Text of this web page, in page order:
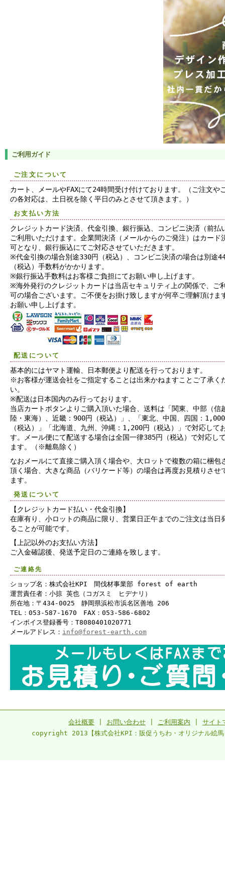
ご利用ガイド
ご注文について
カート、メールやFAXにて24時間受け付けております。（ご注文や
の各対応は、土日祝を除く平日のみとさせて頂きます。）
お支払い方法
クレジットカード決済、代金引換、銀行振込、コンビニ決済（前払
ご利用いただけます。企業間決済（メールからのご発注）はカード
可となり、銀行振込にてご対応させていただきます。
※代金引換の場合別途330円（税込）、コンビニ決済の場合は別途
（税込）手数料がかかります。
※銀行振込手数料はお客様ご負担にてお願い申し上げます。
※海外発行のクレジットカードは当店セキュリティ上の関係で、ご
可の場合ございます。ご不便をお掛け致しますが何卒ご理解頂けま
お願い申し上げます。
配送について
基本的にはヤマト運輸、日本郵便より配送を行っております。
※お客様が運送会社をご指定することは出来かねますことご了承く
い。
※配送は日本国内のみ行っております。
当店カートボタンよりご購入頂いた場合、送料は「関東、中部（信
陸・東海）、近畿：900円（税込）」、「東北、中国、四国：
（税込）」「北海道、九州、沖縄：1,200円（税込）」で対応して
す。メール便にて配送する場合は全国一律385円（税込）で対応し
ます。（※離島除く）
なおメールにて直接ご購入頂く場合や、大ロットで複数の箱に梱包
頂く場合、大きな商品（バリケード等）の場合は再度お見積りさせ
ます。
発送について
【クレジットカード払い・代金引換】
在庫有り、小ロットの商品に限り、営業日正午までのご注文は当日
ることが可能です。
【上記以外のお支払い方法】
ご入金確認後、発送予定日のご連絡を致します。
ご連絡先
ショップ名：株式会社KPI 間伐材事業部 forest of earth
運営責任者：小掠 英也（コガスミ ヒデナリ）
所在地：〒434-0025 静岡県浜松市浜名区善地 206
TEL：053-587-1670 FAX：053-586-6802
インボイス登録番号：T8080401020771
メールアドレス： info@forest-earth.com
会社概要 お問い合わせ ご利用案内
サイト
copyright 2013【株式会社KPI：販促うちわ・オリジナル